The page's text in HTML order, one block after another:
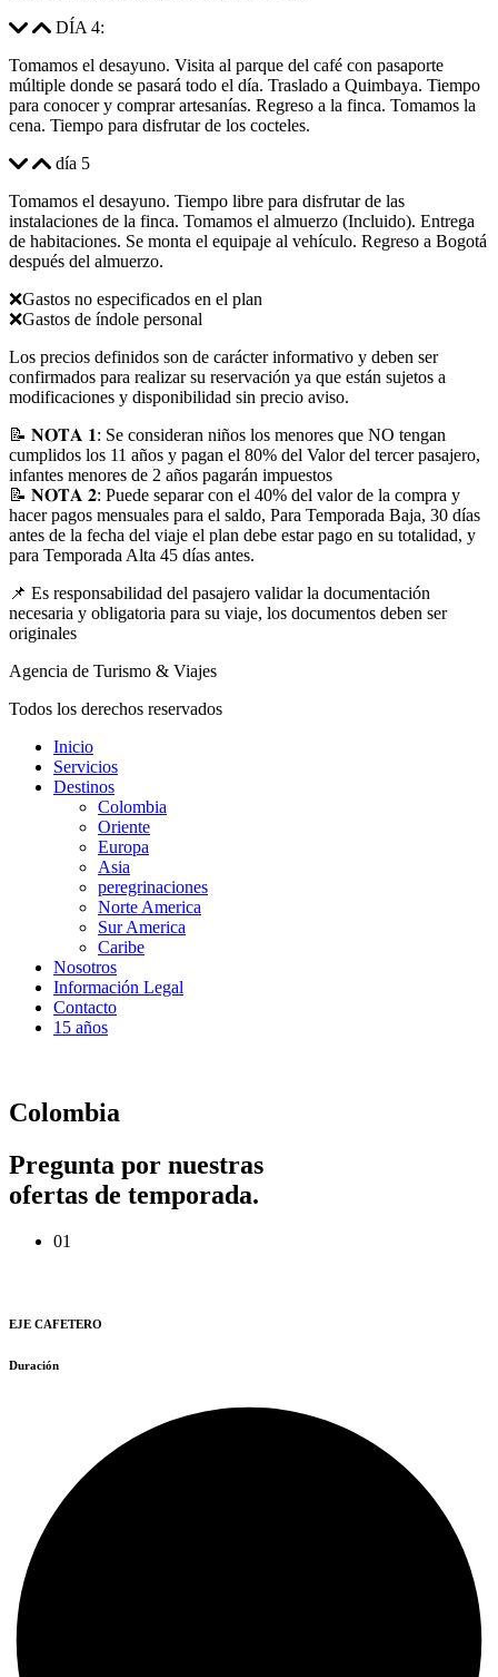
DÍA 4:
Tomamos el desayuno. Visita al parque del café con pasaporte
múltiple donde se pasará todo el día. Traslado a Quimbaya. Tiempo
para conocer y comprar artesanías. Regreso a la finca. Tomamos la
cena. Tiempo para disfrutar de los cocteles.
día 5
Tomamos el desayuno. Tiempo libre para disfrutar de las
instalaciones de la finca. Tomamos el almuerzo (Incluido). Entrega
de habitaciones. Se monta el equipaje al vehículo. Regreso a Bogotá
después del almuerzo.
❌Gastos no especificados en el plan
❌Gastos de índole personal
Los precios definidos son de carácter informativo y deben ser
confirmados para realizar su reservación ya que están sujetos a
modificaciones y disponibilidad sin precio aviso.
📝 𝐍𝐎𝐓𝐀 𝟏: Se consideran niños los menores que NO tengan
cumplidos los 11 años y pagan el 80% del Valor del tercer pasajero,
infantes menores de 2 años pagarán impuestos
📝 𝐍𝐎𝐓𝐀 𝟐: Puede separar con el 40% del valor de la compra y
hacer pagos mensuales para el saldo, Para Temporada Baja, 30 días
antes de la fecha del viaje el plan debe estar pago en su totalidad, y
para Temporada Alta 45 días antes.
📌 Es responsabilidad del pasajero validar la documentación
necesaria y obligatoria para su viaje, los documentos deben ser
originales
Agencia de Turismo & Viajes
Todos los derechos reservados
Inicio
Servicios
Destinos
Colombia
Oriente
Europa
Asia
peregrinaciones
Norte America
Sur America
Caribe
Nosotros
Información Legal
Contacto
15 años
Colombia
Pregunta por nuestras
ofertas de temporada.
01
EJE CAFETERO
Duración